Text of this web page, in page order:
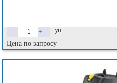
- +
уп.
Цена по запросу